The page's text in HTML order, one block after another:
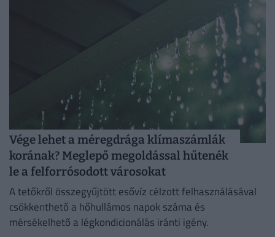
Vége lehet a méregdrága klímaszámlák
korának? Meglepő megoldással hűtenék
le a felforrósodott városokat
A tetőkről összegyűjtött esővíz célzott felhasználásával
csökkenthető a hőhullámos napok száma és
mérsékelhető a légkondicionálás iránti igény.